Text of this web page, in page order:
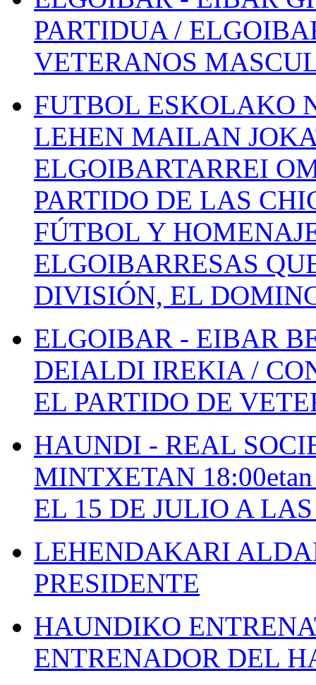
PARTIDUA /
VETERANOS
FUTBOL ESKOLAKO
LEHEN MAILAN
ELGOIBARTARREI
PARTIDO DE LAS
FÚTBOL Y
ELGOIBARRESAS
DIVISIÓN, EL
ELGOIBAR - EIBAR
DEIALDI IREKIA /
EL PARTIDO DE
HAUNDI - REAL
MINTXETAN
EL 15 DE JULIO A
LEHENDAKARI
PRESIDENTE
HAUNDIKO
ENTRENADOR DEL